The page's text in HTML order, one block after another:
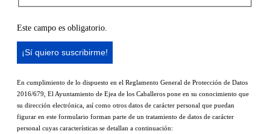
Este campo es obligatorio.
En cumplimiento de lo dispuesto en el Reglamento General de Protección de Datos
2016/679, El Ayuntamiento de Ejea de los Caballeros pone en su conocimiento que
su dirección electrónica, así como otros datos de carácter personal que puedan
figurar en este formulario forman parte de un tratamiento de datos de carácter
personal cuyas características se detallan a continuación: